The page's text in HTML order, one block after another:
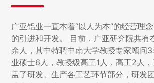
广亚铝业一直本着“以人为本”的经营理
的引进和开发。 目前，广亚研究院共有
余人，其中特聘中南大学教授专家顾问
业硕士6人，教授级高工1人，高工2人
盖了研发、生产各工艺环节部分，研发